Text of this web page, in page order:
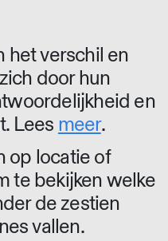
het verschil en
door hun
en
Lees meer.
op locatie of
te bekijken welke
de zestien
vallen.